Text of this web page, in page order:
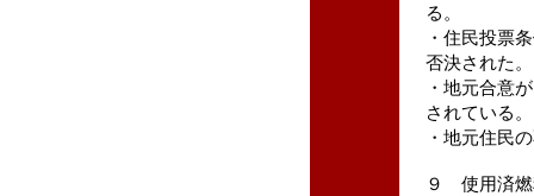
る。
・住民投票
否決された。
・地元合意
されている。
・地元住民
９ 使用済燃